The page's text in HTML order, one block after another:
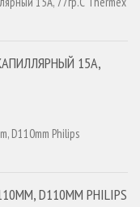
15A,
D110MM PHILIPS